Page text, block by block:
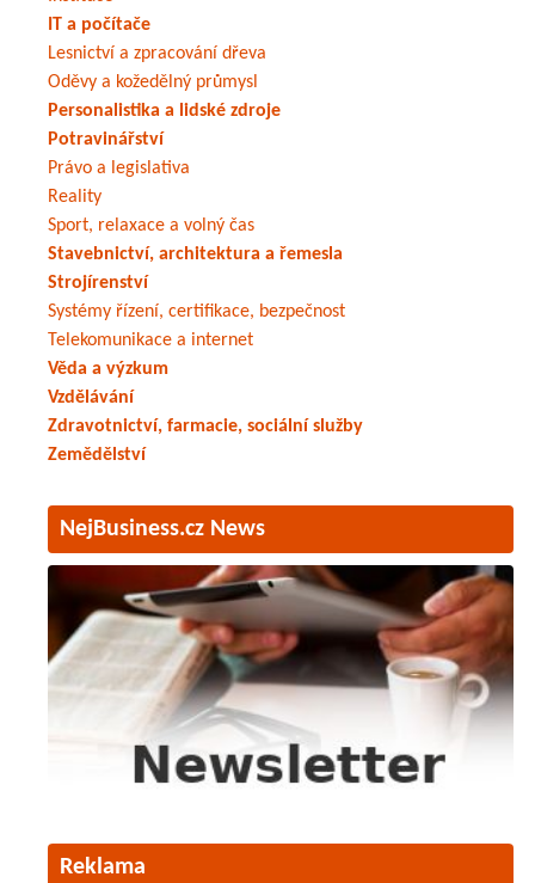
IT a počítače
Lesnictví a zpracování dřeva
Oděvy a kožedělný průmysl
Personalistika a lidské zdroje
Potravinářství
Právo a legislativa
Reality
Sport, relaxace a volný čas
Stavebnictví, architektura a řemesla
Strojírenství
Systémy řízení, certifikace, bezpečnost
Telekomunikace a internet
Věda a výzkum
Vzdělávání
Zdravotnictví, farmacie, sociální služby
Zemědělství
NejBusiness.cz News
Reklama